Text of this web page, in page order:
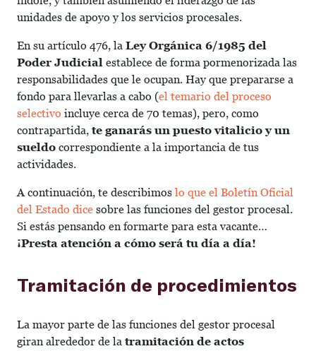
unidades de apoyo y los servicios procesales.
En su artículo 476, la Ley Orgánica 6/1985 del
Poder Judicial establece de forma pormenorizada las
responsabilidades que le ocupan. Hay que prepararse a
fondo para llevarlas a cabo (el temario del proceso
selectivo incluye cerca de 70 temas), pero, como
contrapartida, te ganarás un puesto vitalicio y un
sueldo correspondiente a la importancia de tus
actividades.
A continuación, te describimos lo que el Boletín Oficial
del Estado dice sobre las funciones del gestor procesal.
Si estás pensando en formarte para esta vacante…
¡Presta atención a cómo será tu día a día!
Tramitación de procedimientos
La mayor parte de las funciones del gestor procesal
giran alrededor de la tramitación de actos